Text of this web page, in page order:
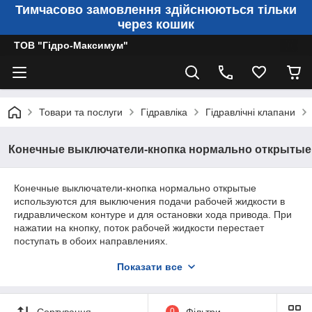
Тимчасово замовлення здійснюються тільки
через кошик
ТОВ "Гідро-Максимум"
Товари та послуги Гідравліка Гідравлічні клапани
Конечные выключатели-кнопка нормально открытые
Конечные выключатели-кнопка нормально открытые
используются для выключения подачи рабочей жидкости в
гидравлическом контуре и для остановки хода привода. При
нажатии на кнопку, поток рабочей жидкости перестает
поступать в обоих направлениях.
кнопка: Присоедините P к линии нагнетания и А к приводу.
Схема нормально открытых конечных выключателей-кнопка:
Показати все